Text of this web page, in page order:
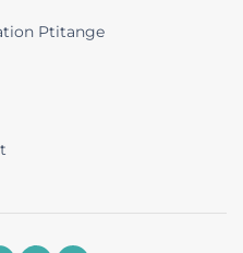
Ptitange